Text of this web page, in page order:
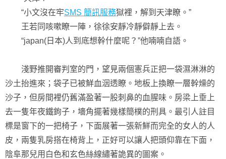
“小文沒在牢SMS 簡訊服務獄裡，解到天津瞭。”
王若同咳嗽瞭一陣，徐徐安靜冷靜僻靜上去。
“japan(日本)人到底想幹什麼呢？”他喃喃自語。
淺野推開審判室的門，望見兩個憲兵正把一袋濕淋淋的
沙土抬進來；袋子已被鮮血洇透瞭。地板上換瞭一層幹燥的
沙子，但房間裡仍舊滿盈著一股刺鼻的血腥味。房梁上垂上
去一隻年夜鐵鉤子，墻角擺著幾樣簡樸的刑具。最引人註目
標是窗下的一把椅子，下面展著一張新鮮而完全的女人的人
皮，兩隻乳房搭在椅背上，正好可以讓人把頭仰靠在下面，
陰阜那兒用白色和玄色絲線繡著詭異的圖案。